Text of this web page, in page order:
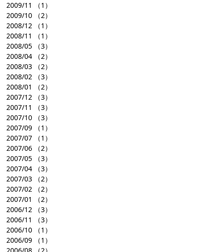
2009/11
（1）
2009/10 （2）
2008/12 （1）
2008/11
（1）
2008/05 （3）
2008/04 （2）
2008/03 （2）
2008/02 （3）
2008/01
（2）
2007/12 （3）
2007/11
（3）
2007/10 （3）
2007/09 （1）
2007/07 （1）
2007/06 （2）
2007/05 （3）
2007/04 （3）
2007/03 （2）
2007/02 （2）
2007/01
（2）
2006/12 （3）
2006/11
（3）
2006/10 （1）
2006/09 （1）